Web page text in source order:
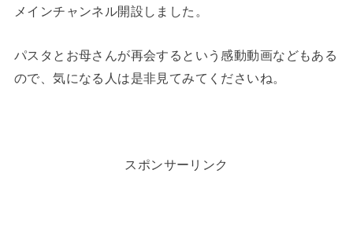
メインチャンネル開設しました。
パスタとお母さんが再会するという感動動画などもある
ので、気になる人は是非見てみてくださいね。
スポンサーリンク